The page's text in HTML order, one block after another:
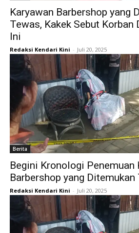
Karyawan Barbershop yang
Tewas, Kakek Sebut Korban
Ini
Redaksi Kendari Kini - Juli 20, 2025
Berita
Begini Kronologi Penemuan
Barbershop yang Ditemukan
Redaksi Kendari Kini - Juli 20, 2025